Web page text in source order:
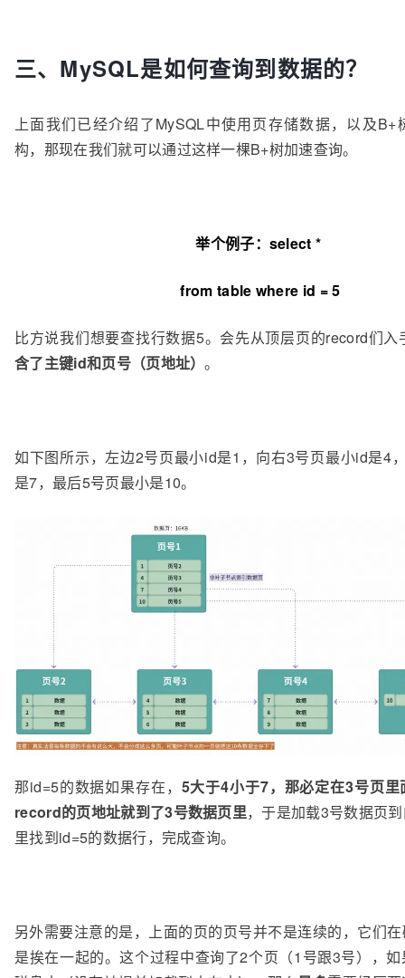
三、MySQL是如何查询到数据的？
上面我们已经介绍了MySQL中使用页存储数据，以及B+
构，那现在我们就可以通过这样一棵B+树加速查询。
举个例子：select *
from table where id = 5
比方说我们想要查找行数据5。会先从顶层页的record们入
含了主键id和页号（页地址）。
如下图所示，左边2号页最小id是1，向右3号页最小id是4
是7，最后5号页最小是10。
那id=5的数据如果存在， 5大于4小于7，那必定在3号页里
record的页地址就到了3号数据页里，于是加载3号数据页
里找到id=5的数据行，完成查询。
另外需要注意的是，上面的页的页号并不是连续的，它们
是挨在一起的。这个过程中查询了2个页（1号跟3号），